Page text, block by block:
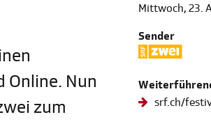
Online. Nun
zum
Mittwoch, 23.
Sender
srf.ch/